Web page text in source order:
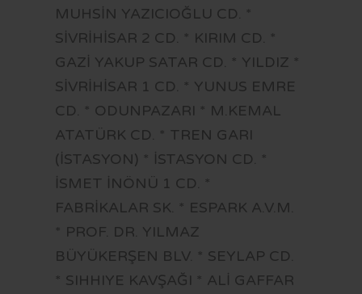
MUHSİN YAZICIOĞLU CD. *
SİVRİHİSAR 2 CD. * KIRIM CD. *
GAZİ YAKUP SATAR CD. * YILDIZ *
SİVRİHİSAR 1 CD. * YUNUS EMRE
CD. * ODUNPAZARI * M.KEMAL
ATATÜRK CD. * TREN GARI
(İSTASYON) * İSTASYON CD. *
İSMET İNÖNÜ 1 CD. *
FABRİKALAR SK. * ESPARK A.V.M.
* PROF. DR. YILMAZ
BÜYÜKERŞEN BLV. * SEYLAP CD.
* SIHHIYE KAVŞAĞI * ALİ GAFFAR